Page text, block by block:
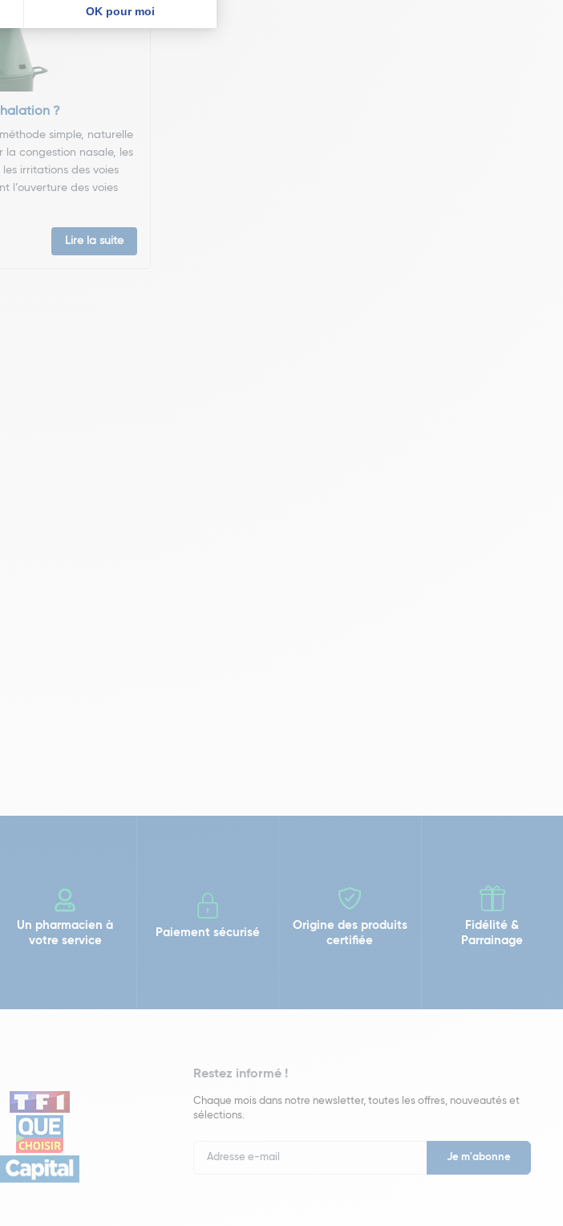
?
simple, naturelle
congestion nasale, les
irritations des voies
l’ouverture des voies
Lire la suite
Un pharmacien à
votre service
Paiement sécurisé
Origine des produits
certifiée
Fidélité &
Parrainage
Restez informé !
Chaque mois dans notre newsletter, toutes les offres, nouveautés et
sélections.
Newsletter